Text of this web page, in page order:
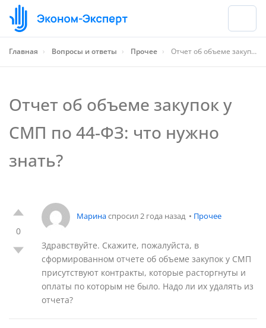
Главная › Вопросы и ответы › Прочее › Отчет об объеме закупок у СМП по 44-ФЗ: что нужно знать?
Отчет об объеме закупок у
СМП по 44-ФЗ: что нужно
знать?
0
Маринаспросил 2 года назад • Прочее
Здравствуйте. Скажите, пожалуйста, в
сформированном отчете об объеме закупок у СМП
присутствуют контракты, которые расторгнуты и
оплаты по которым не было. Надо ли их удалять из
отчета?